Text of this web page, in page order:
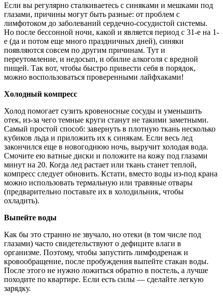
Если вы регулярно сталкиваетесь с синяками и мешками под
глазами, причины могут быть разные: от проблем с
лимфотоком до заболеваний сердечно-сосудистой системы.
Но после бессонной ночи, какой и является период с 31-е на 1-
е (да и потом еще много праздничных дней), синяки
появляются совсем по другим причинам. Тут и
переутомление, и недосып, и обилие алкоголя с вредной
пищей. Так вот, чтобы быстро привести себя в порядок,
можно воспользоваться проверенными лайфхаками!
Холодный компресс
Холод помогает сузить кровеносные сосуды и уменьшить
отек, из-за чего темные круги станут не такими заметными.
Самый простой способ: завернуть в плотную ткань несколько
кубиков льда и приложить их к синякам. Если весь лед
закончился еще в новогоднюю ночь, выручит холодая вода.
Смочите ею ватные диски и положите на кожу под глазами
минут на 20. Когда лед растает или ткань станет теплой,
компресс следует обновить. Кстати, вместо воды из-под крана
можно использовать термальную или травяные отвары
(предварительно поставьте их в холодильник, чтобы
охладить).
Выпейте воды
Как бы это странно не звучало, но отеки (в том числе под
глазами) часто свидетельствуют о дефиците влаги в
организме. Поэтому, чтобы запустить лимфодренаж и
кровообращение, после пробуждения выпейте стакан воды.
После этого не нужно ложиться обратно в постель, а лучше
походите по квартире. Если есть силы — сделайте легкую
зарядку.